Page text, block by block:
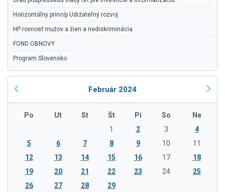
Horizontálny princíp Udržateľný rozvoj
HP rovnosť mužov a žien a nediskriminácia
FOND OBNOVY
Program Slovensko
Február 2024
Po Ut St Št Pi So
Ne
1
2 3
4
5
6 7 8 9 10
11
12
13 14 15 16 17
18
19
20 21 22 23 24
25
26
27 28 29